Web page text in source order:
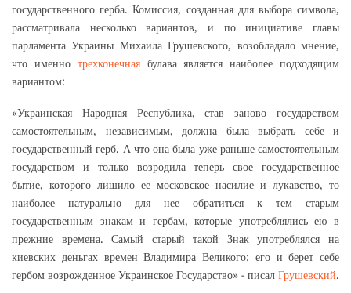
государственного герба. Комиссия, созданная для выбора символа,
рассматривала несколько вариантов, и по инициативе главы
парламента Украины Михаила Грушевского, возобладало мнение,
что именно трехконечная булава является наиболее подходящим
вариантом:
«Украинская Народная Республика, став заново государством
самостоятельным, независимым, должна была выбрать себе и
государственный герб. А что она была уже раньше самостоятельным
государством и только возродила теперь свое государственное
бытие, которого лишило ее московское насилие и лукавство, то
наиболее натурально для нее обратиться к тем старым
государственным знакам и гербам, которые употреблялись ею в
прежние времена. Самый старый такой Знак употреблялся на
киевских деньгах времен Владимира Великого; его и берет себе
гербом возрожденное Украинское Государство» - писал Грушевский.